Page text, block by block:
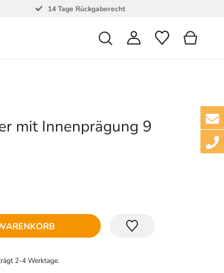
14 Tage Rückgaberecht
mit Innenprägung 9
2-4 Werktage.